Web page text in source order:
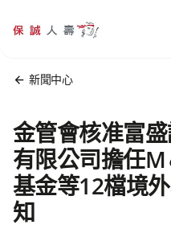
新聞中心
金管會核准富
有限公司擔任
基金等12檔境
知